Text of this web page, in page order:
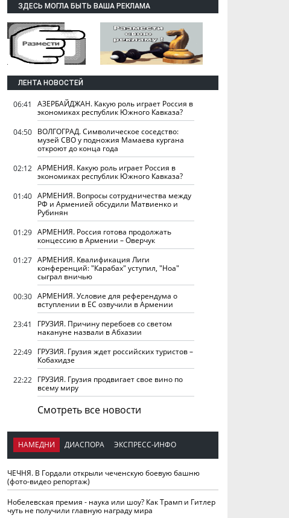
ЗДЕСЬ МОГЛА БЫТЬ ВАША РЕКЛАМА
ЛЕНТА НОВОСТЕЙ
06:41
АЗЕРБАЙДЖАН. Какую роль играет Россия в
экономиках республик Южного Кавказа?
04:50 ВОЛГОГРАД. Символическое соседство:
музей СВО у подножия Мамаева кургана
откроют до конца года
02:12 АРМЕНИЯ. Какую роль играет Россия в
экономиках республик Южного Кавказа?
01:40 АРМЕНИЯ. Вопросы сотрудничества между
РФ и Арменией обсудили Матвиенко и
Рубинян
01:29 АРМЕНИЯ. Россия готова продолжать
концессию в Армении – Оверчук
01:27 АРМЕНИЯ. Квалификация Лиги
конференций: "Карабах" уступил, "Ноа"
сыграл вничью
00:30 АРМЕНИЯ. Условие для референдума о
вступлении в ЕС озвучили в Армении
23:41
ГРУЗИЯ. Причину перебоев со светом
накануне назвали в Абхазии
22:49 ГРУЗИЯ. Грузия ждет российских туристов –
Кобахидзе
22:22 ГРУЗИЯ. Грузия продвигает свое вино по
всему миру
Смотреть все новости
НАМЕДНИ ДИАСПОРА ЭКСПРЕСС-ИНФО
ЧЕЧНЯ. В Гордали открыли чеченскую боевую башню
(фото-видео репортаж)
Нобелевская премия - наука или шоу? Как Трамп и Гитлер
чуть не получили главную награду мира